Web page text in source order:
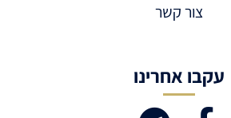
צור קשר
עקבו אחרינו